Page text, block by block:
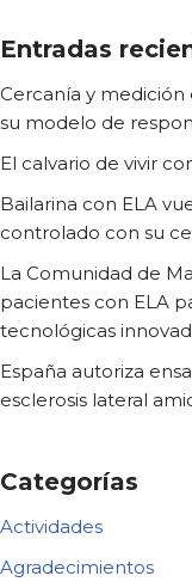
Entradas
Cercanía y
su modelo de
El calvario de vivir
Bailarina con ELA
controlado con su
La Comunidad de
pacientes con ELA
tecnológicas
España autoriza
esclerosis lateral
Categorías
Actividades
Agradecimientos